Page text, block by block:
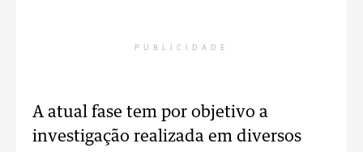
PUBLICIDADE
A atual fase tem por objetivo a
investigação realizada em diversos